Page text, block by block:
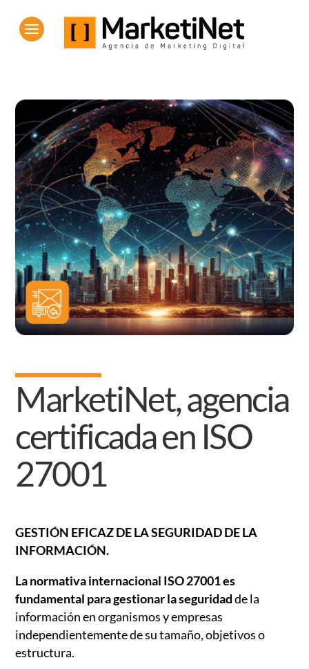
MarketiNet, agencia
certificada en ISO
27001
GESTIÓN EFICAZ DE LA SEGURIDAD DE LA
INFORMACIÓN.
La normativa internacional ISO 27001 es
fundamental para gestionar la seguridadde la
información en organismos y empresas
independientemente de su tamaño, objetivos o
estructura.